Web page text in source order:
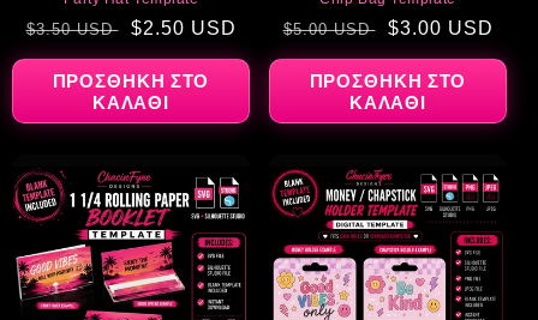
Κανονική
τιμή
$3.50 USD
Τιμή
έκπτωσης
$2.50 USD
ΠΡΟΣΘΉΚΗ ΣΤΟ
ΚΑΛΆΘΙ
Κανονική
τιμή
$5.00 USD
Τιμή
έκπτωσης
$3.00 USD
ΠΡΟΣΘΉΚΗ ΣΤΟ
ΚΑΛΆΘΙ